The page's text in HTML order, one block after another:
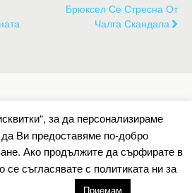
Брюксел Се Стресна От
Чалга Скандала
Back to top
Desktop
Copyright Барометър.нет
за да персонализираме
Ви предоставяме по-добро
Ако продължите да сърфирате в
се съгласявате с политиката ни за
Приемам